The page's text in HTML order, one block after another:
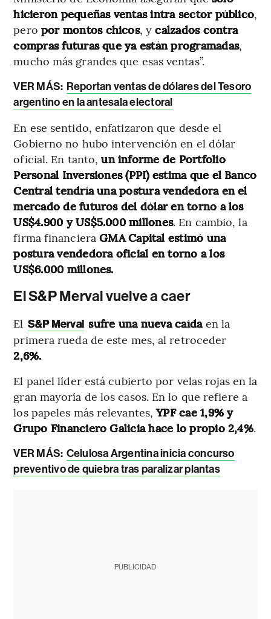
hicieron pequeñas ventas intra sector público,
pero por montos chicos, ycalzados contra
compras futuras que ya están programadas,
mucho más grandes que esas ventas”.
VER MÁS: Reportan ventas de dólares del Tesoro
argentino en la antesala electoral
En ese sentido, enfatizaron que desde el
Gobierno no hubo intervención en el dólar
oficial. En tanto,un informe de Portfolio
Personal Inversiones (PPI) estima que el Banco
Central tendría una postura vendedora en el
mercado de futuros del dólar en torno a los
US$4.900 y US$5.000 millones. En cambio, la
firma financieraGMA Capital estimó una
postura vendedora oficial en torno a los
US$6.000 millones.
El S&P Merval vuelve a caer
El S&P Merval sufre una nueva caída en la
primera rueda de este mes, al retroceder
2,6%.
El panel líder está cubierto por velas rojas en la
gran mayoría de los casos. En lo que refiere a
los papeles más relevantes,YPF cae 1,9% y
Grupo Financiero Galicia hace lo propio 2,4%.
VER MÁS: Celulosa Argentina inicia concurso
preventivo de quiebra tras paralizar plantas
PUBLICIDAD